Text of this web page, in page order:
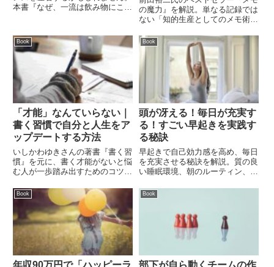
本書『なぜ、一流は飲み物にこだ
るための賢い飲み物選びについて
解説します。
の魔力』を解説。単なる記録では
ない「知的生産としてのメモ術」
象化」の具体的なやり方を紹介。
自分だけのアイデアを生み出し、
代替不可能な人材になるためのヒ
ントが満載です。
Book
「才能」なんていらない｜
書く習慣で自分と人生をア
ップデートする方法
いしかわゆきさんの著書『書く習
慣』を元に、書く才能がないと悩
む人が一歩踏み出すためのコツを
読者のファンを作る「本音」の書
き方など、人生を変える文章力の
身につけ方を紹介します。
Book
頭が冴える！毎日が充実す
る！すごい早起きを実践す
る秘訣
早起きで自己効力感を高め、毎日
を充実させる秘訣を解説。質の良
い睡眠環境、朝のルーティン、効
書『頭が冴える！ 毎日が充実す
る！ スゴい早起き』からヒント
Book Book